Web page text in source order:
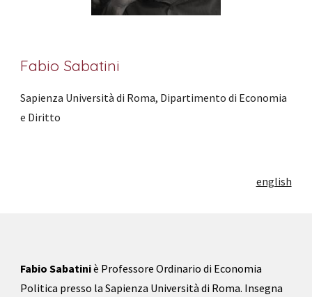
Fabio Sabatini
Sapienza Università di Roma, Dipartimento di Economia
e Diritto
english
Fabio Sabatiniè ProfessoreOrdinario di Economia
Politica presso la Sapienza Università di Roma. Insegna